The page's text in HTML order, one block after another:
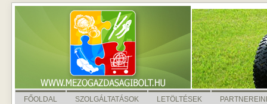
FŐOLDAL SZOLGÁLTATÁSOK LETÖLTÉSEK